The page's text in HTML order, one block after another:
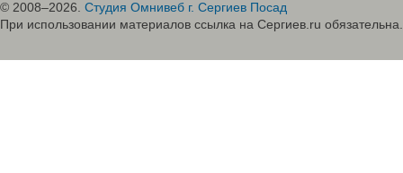
© 2008–2026. Студия Омнивеб г. Сергиев Посад
При использовании материалов ссылка на Сергиев.ru обязательна.